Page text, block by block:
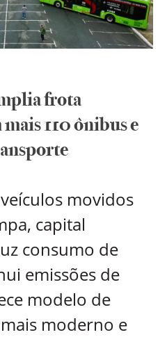
frota
110 ônibus e
movidos
capital
consumo de
emissões de
modelo de
moderno e